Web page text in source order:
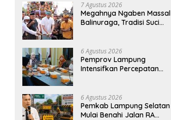
‘Penglipuran’ Kedua pada
2027
7 Agustus 2026
Megahnya Ngaben Massal
Balinuraga, Tradisi Suci
dan Merekatkan Ikatan
Keluarga
6 Agustus 2026
Pemprov Lampung
Intensifkan Percepatan
Tanggamus
6 Agustus 2026
Pemkab Lampung Selatan
Mulai Benahi Jalan RA